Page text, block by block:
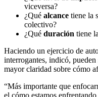
viceversa?
¿Qué alcance tiene la
colectivo?
¿Qué duración tiene
Haciendo un ejercicio de
interrogantes, indicó,
mayor claridad sobre cómo
“Más importante que